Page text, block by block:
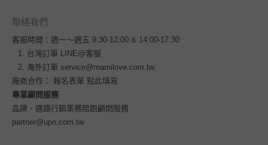
聯絡我們
客服時間：週一～週五 9:30-12:00 & 14:00-17:30
台灣訂單
LINE@客服
海外訂單 service@mamilove.com.tw
廠商合作： 報名表單 點此填寫
專業顧問服務
品牌、通路行銷業務陪跑顧問服務
partner@upn.com.tw